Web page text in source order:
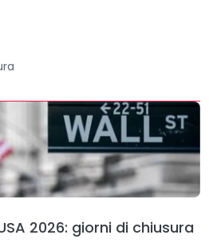
2026: giorni di chiusura